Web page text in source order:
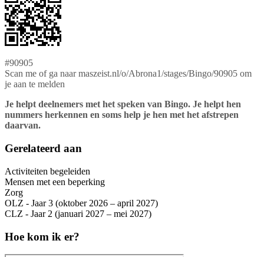
#90905
Scan me of ga naar maszeist.nl/o/Abrona1/stages/Bingo/90905 om
je aan te melden
Je helpt deelnemers met het speken van Bingo. Je helpt hen
nummers herkennen en soms help je hen met het afstrepen
daarvan.
Gerelateerd aan
Activiteiten begeleiden
Mensen met een beperking
Zorg
OLZ - Jaar 3 (oktober 2026 – april 2027)
CLZ - Jaar 2 (januari 2027 – mei 2027)
Hoe kom ik er?